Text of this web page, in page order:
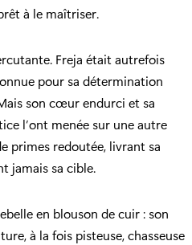
à le maîtriser.
Freja était autrefois
pour sa détermination
son cœur endurci et sa
l’ont menée sur une autre
primes redoutée, livrant sa
jamais sa cible.
en blouson de cuir : son
à la fois pisteuse, chasseuse